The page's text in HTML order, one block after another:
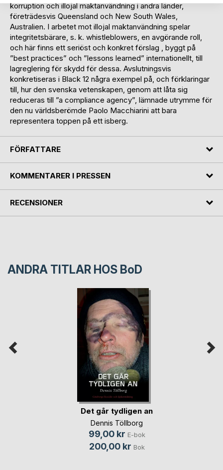
korruption och illojal maktanvändning i andra länder,
företrädesvis Queensland och New South Wales,
Australien. I arbetet mot illojal maktanvändning spelar
integritetsbärare, s. k. whistleblowers, en avgörande roll,
och här finns ett seriöst och konkret förslag , byggt på
”best practices” och ”lessons learned” internationellt, till
lagreglering för skydd för dessa. Avslutningsvis
konkretiseras i Black 12 några exempel på, och förklaringar
till, hur den svenska vetenskapen, genom att låta sig
reduceras till ”a compliance agency”, lämnade utrymme för
den nu världsberömde Paolo Macchiarini att bara
representera toppen på ett isberg.
FÖRFATTARE
KOMMENTARER I PRESSEN
RECENSIONER
ANDRA TITLAR HOS BoD
Det går tydligen an
Dennis Töllborg
99,00 kr E-bok
200,00 kr Bok